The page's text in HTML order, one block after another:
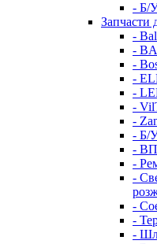
- Б/
Запчасти
-
-
-
-
-
-
-
- Б/
-
-
-
-
-
-